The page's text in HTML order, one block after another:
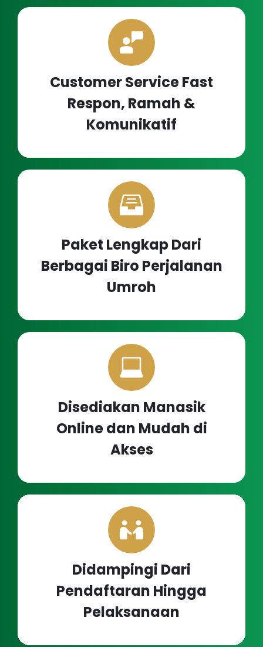
Customer Service Fast
Respon, Ramah &
Komunikatif
Paket Lengkap Dari
Berbagai Biro Perjalanan
Umroh
Disediakan Manasik
Online dan Mudah di
Akses
Didampingi Dari
Pendaftaran Hingga
Pelaksanaan